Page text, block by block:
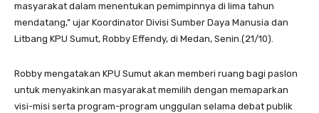
masyarakat dalam menentukan pemimpinnya di lima tahun
mendatang,” ujar Koordinator Divisi Sumber Daya Manusia dan
Litbang KPU Sumut, Robby Effendy, di Medan, Senin.(21/10).
Robby mengatakan KPU Sumut akan memberi ruang bagi paslon
untuk menyakinkan masyarakat memilih dengan memaparkan
visi-misi serta program-program unggulan selama debat publik